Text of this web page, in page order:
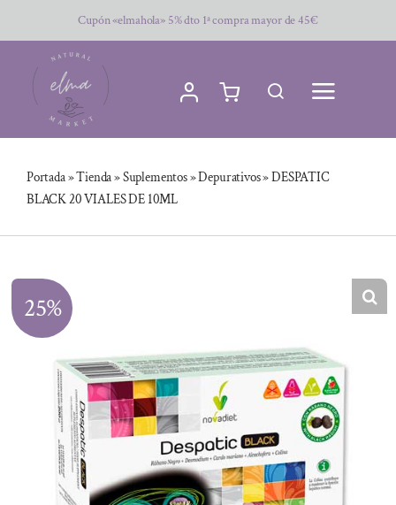
al
contenido
Cupón «elmahola» 5% dto 1ª compra mayor de 45€
Portada»Tienda»Suplementos»Depurativos»DESPATIC
BLACK 20 VIALES DE 10ML
25%